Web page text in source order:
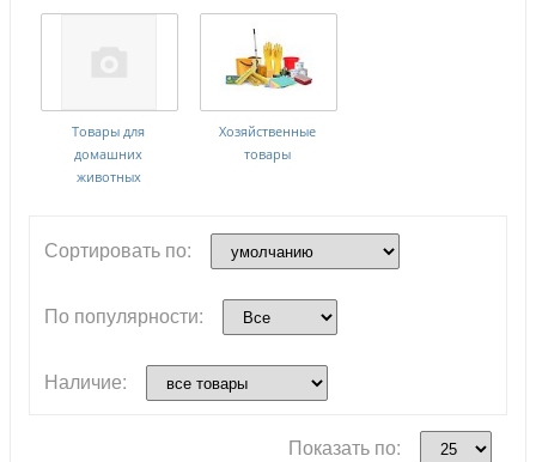
Товары для
домашних
животных
Хозяйственные
товары
Сортировать по:
По популярности:
Наличие:
Показать по: